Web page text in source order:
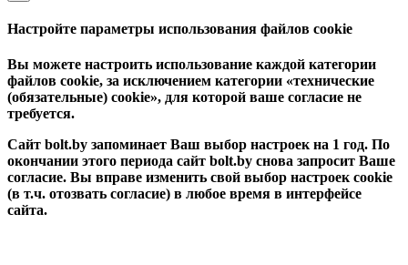
Настройте параметры использования файлов cookie
Вы можете настроить использование каждой категории
файлов cookie, за исключением категории «технические
(обязательные) cookie», для которой ваше согласие не
требуется.
Сайт bolt.by запоминает Ваш выбор настроек на 1 год. По
окончании этого периода сайт bolt.by снова запросит Ваше
согласие. Вы вправе изменить свой выбор настроек cookie
(в т.ч. отозвать согласие) в любое время в интерфейсе
сайта.